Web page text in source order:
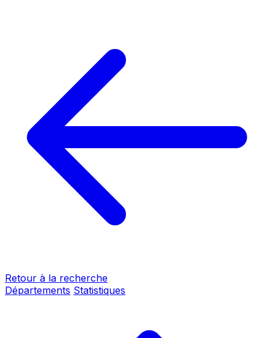
Retour à la recherche
Départements Statistiques